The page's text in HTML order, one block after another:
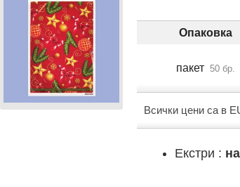
Опаковка
пакет 50 бр.
Всички цени са в
Екстри :